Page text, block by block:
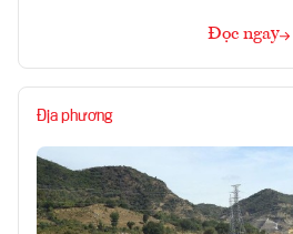
Đọc ngay
Địa phương